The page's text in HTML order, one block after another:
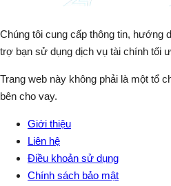
Chúng tôi cung cấp thông tin, hướng
trợ bạn sử dụng dịch vụ tài chính tối
Trang web này không phải là một tổ
bên cho vay.
Giới thiệu
Liên hệ
Điều khoản sử dụng
Chính sách bảo mật